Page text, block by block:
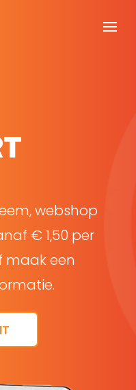
webshop
€ 1,50 per
maak een